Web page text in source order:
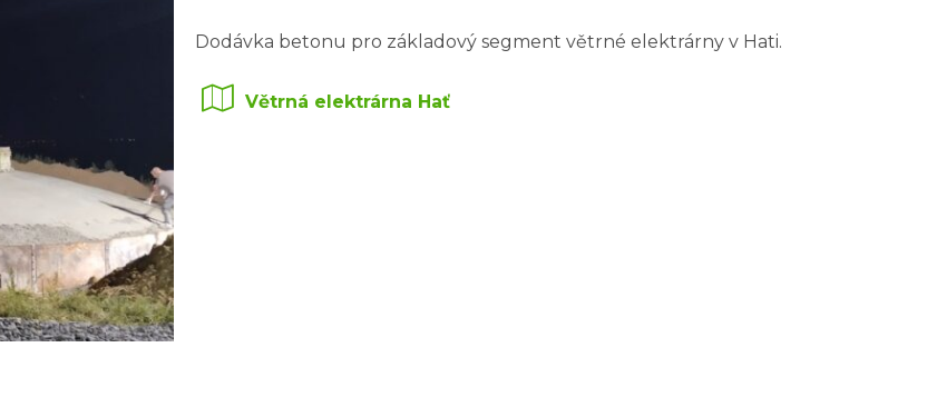
Dodávka betonu pro základový segment větrné elektrárny v Hati.
Větrná elektrárna Hať